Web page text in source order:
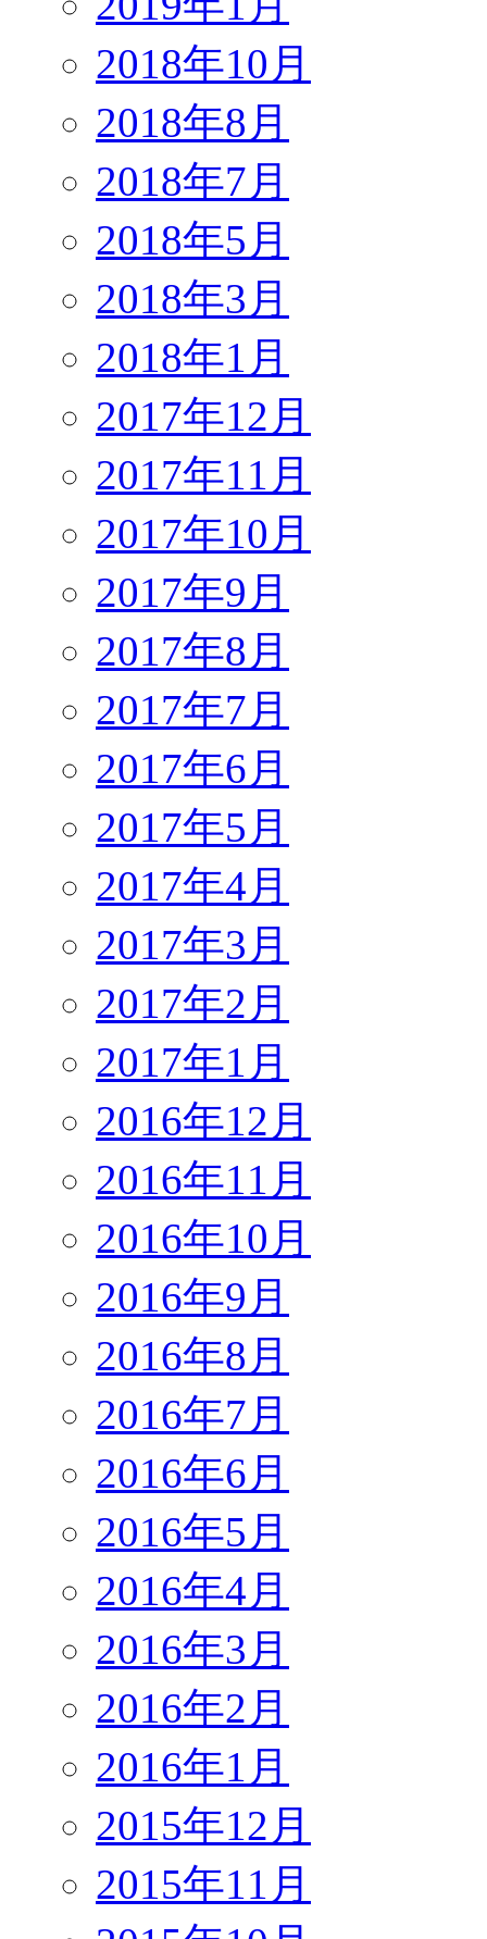
2018年10月
2018年8月
2018年7月
2018年5月
2018年3月
2018年1月
2017年12月
2017年11月
2017年10月
2017年9月
2017年8月
2017年7月
2017年6月
2017年5月
2017年4月
2017年3月
2017年2月
2017年1月
2016年12月
2016年11月
2016年10月
2016年9月
2016年8月
2016年7月
2016年6月
2016年5月
2016年4月
2016年3月
2016年2月
2016年1月
2015年12月
2015年11月